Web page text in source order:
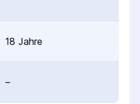
18 Jahre
–